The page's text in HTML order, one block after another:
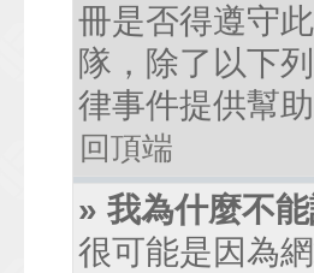
冊是否得遵守
隊，除了以下
律事件提供幫助
回頂端
» 我為什麼不能
很可能是因為